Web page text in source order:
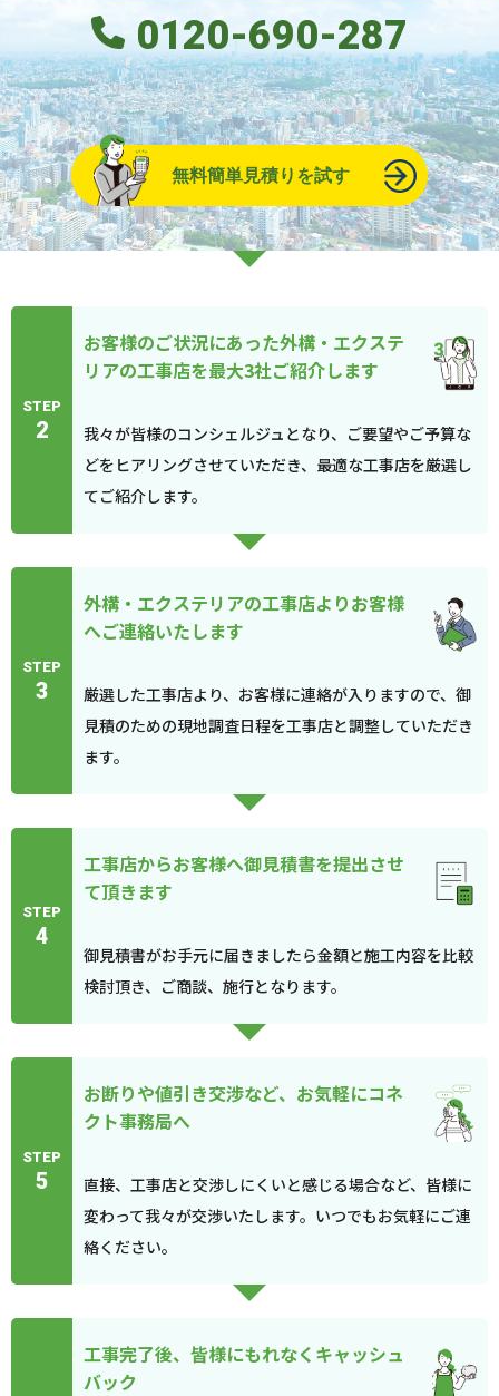
0120-690-287
無料簡単見積りを試す
STEP
2
お客様のご状況にあった外構・エクステ
リアの工事店を最大3社ご紹介します
我々が皆様のコンシェルジュとなり、ご要望やご予算な
どをヒアリングさせていただき、最適な工事店を厳選し
てご紹介します。
STEP
3
外構・エクステリアの工事店よりお客様
へご連絡いたします
厳選した工事店より、お客様に連絡が入りますので、御
見積のための現地調査日程を工事店と調整していただき
ます。
STEP
4
工事店からお客様へ御見積書を提出させ
て頂きます
御見積書がお手元に届きましたら金額と施工内容を比較
検討頂き、ご商談、施行となります。
STEP
5
お断りや値引き交渉など、お気軽にコネ
クト事務局へ
直接、工事店と交渉しにくいと感じる場合など、皆様に
変わって我々が交渉いたします。いつでもお気軽にご連
絡ください。
工事完了後、皆様にもれなくキャッシュ
バック